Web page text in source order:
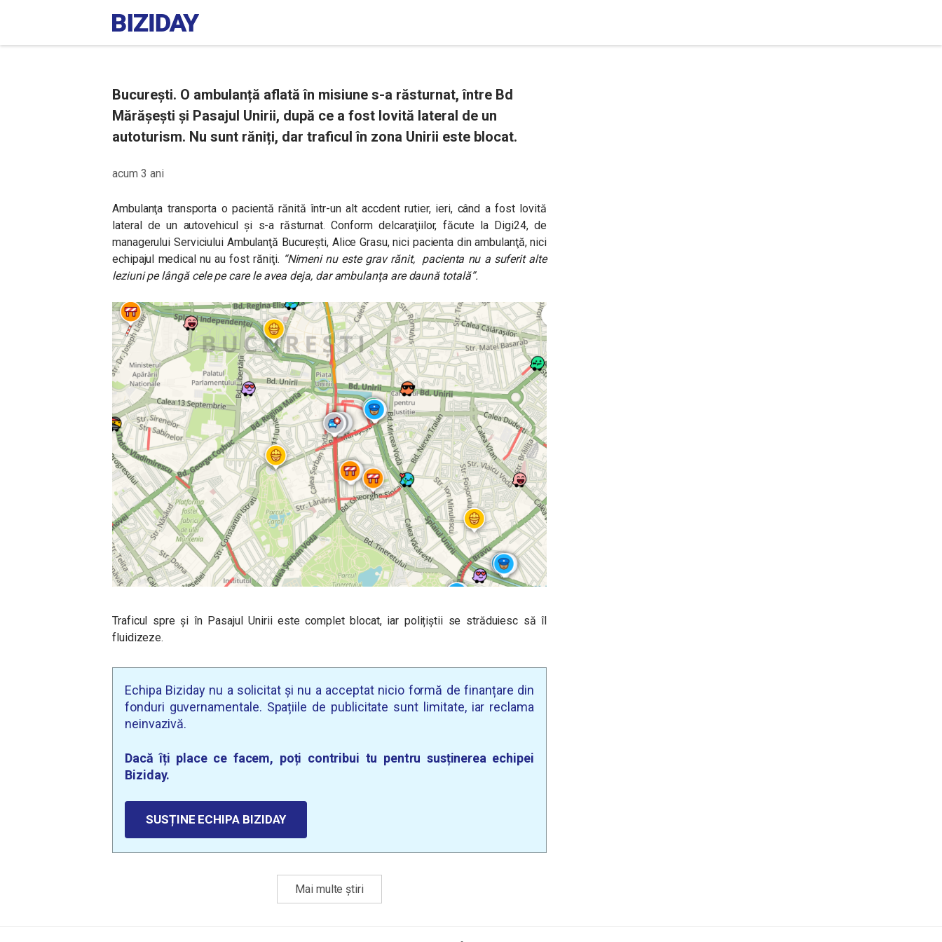
Bucureşti. O ambulanță aflată în misiune s-a răsturnat, între Bd
Mărășești și Pasajul Unirii, după ce a fost lovită lateral de un
autoturism. Nu sunt răniți, dar traficul în zona Unirii este blocat.
acum 3 ani
Ambulanţa transporta o pacientă rănită într-un alt accdent rutier, ieri, când a fost lovită
lateral de un autovehicul și s-a răsturnat. Conform delcaraţiilor, făcute la Digi24, de
managerului Serviciului Ambulanţă Bucureşti, Alice Grasu, nici pacienta din ambulanţă, nici
echipajul medical nu au fost răniţi. “Nimeni nu este grav rănit, pacienta nu a suferit alte
leziuni pe lângă cele pe care le avea deja, dar ambulanţa are daună totală”.
Traficul spre și în Pasajul Unirii este complet blocat, iar polițiștii se străduiesc să îl
fluidizeze.
Echipa Biziday nu a solicitat și nu a acceptat nicio formă de finanțare din
fonduri guvernamentale. Spațiile de publicitate sunt limitate, iar reclama
neinvazivă.
Dacă îți place ce facem, poți contribui tu pentru susținerea echipei
Biziday.
SUSȚINE ECHIPA BIZIDAY
Mai multe știri